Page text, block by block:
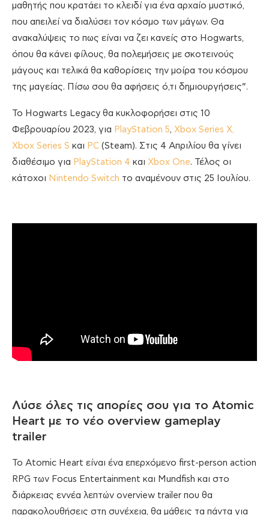
μαθητής που κρατάει το κλειδί για ένα αρχαίο μυστικό,
που απειλεί να διαλύσει τον κόσμο των μάγων. Θα
ανακαλύψεις το πως είναι να ζει κανείς στο Hogwarts,
όπου θα κάνει φίλους, θα πολεμήσεις με σκοτεινούς
μάγους και τελικά θα καθορίσεις την μοίρα του κόσμου
της μαγείας. Πίσω σου θα αφήσεις ό,τι δημιουργήσεις”.
Το Hogwarts Legacy θα κυκλοφορήσει στις 10
Φεβρουαρίου 2023, για PlayStation 5, Xbox Series Χ,
Xbox Series S και PC (Steam). Στις 4 Απριλίου θα γίνει
διαθέσιμο για PlayStation 4 και Xbox One. Τέλος οι
κάτοχοι Nintendo Switch το αναμένουν στις 25 Ιουλίου.
Λύσε όλες τις απορίες σου για το Atomic
Heart με το νέο overview gameplay
trailer
To Atomic Heart είναι ένα επερχόμενο first-person action
RPG των Focus Entertainment και Mundfish και στο
διάρκειας εννέα λεπτών overview trailer που θα
παρακολουθήσεις στη συνέχεια, θα μάθεις τα πάντα για